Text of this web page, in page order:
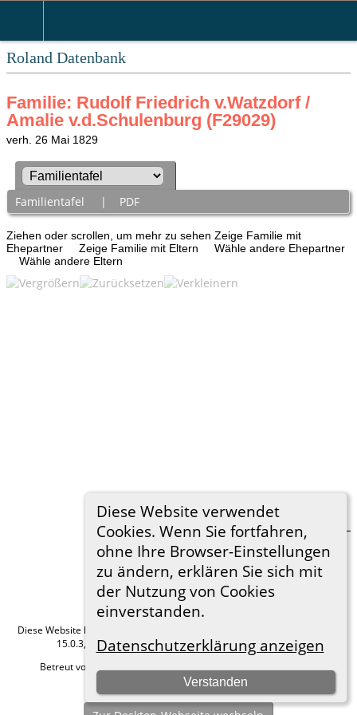
Roland Datenbank
Diese Website verwendet
Cookies. Wenn Sie fortfahren,
ohne Ihre Browser-Einstellungen
zu ändern, erklären Sie sich mit
der Nutzung von Cookies
einverstanden.
Datenschutzerklärung anzeigen
Verstanden
Familie: Rudolf Friedrich v.Watzdorf /
Amalie v.d.Schulenburg (F29029)
verh. 26 Mai 1829
Familientafel | PDF
Ziehen oder scrollen, um mehr zu sehen Zeige Familie mit
Ehepartner
Zeige Familie mit Eltern
Wähle andere Ehepartner
Wähle andere Eltern
Rudolf Friedrich v.Watzdorf
(1805- )
Diese Website läuft mit
15.0.3, programmiert von Darrin Lythgoe © 2001-2026.
Betreut von
Hier geht es zum Impressum